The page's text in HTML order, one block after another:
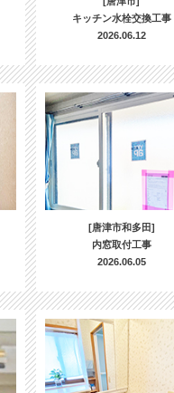
キッチン水栓交換工事
2026.06.12
[唐津市和多田]
内窓取付工事
2026.06.05